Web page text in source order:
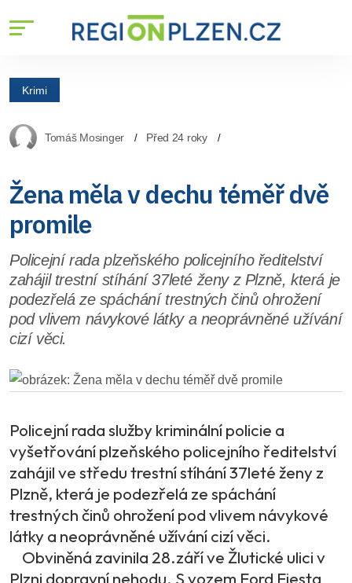
Krimi
Tomáš Mosinger Před 24 roky
Žena měla v dechu téměř dvě
promile
Policejní rada plzeňského policejního ředitelství
zahájil trestní stíhání 37leté ženy z Plzně, která je
podezřelá ze spáchání trestných činů ohrožení
pod vlivem návykové látky a neoprávněné užívání
cizí věci.
Policejní rada služby kriminální policie a
vyšetřování plzeňského policejního ředitelství
zahájil ve středu trestní stíhání 37leté ženy z
Plzně, která je podezřelá ze spáchání
trestných činů ohrožení pod vlivem návykové
látky a neoprávněné užívání cizí věci.
Obviněná zavinila 28.září ve Žlutické ulici v
Plzni dopravní nehodu. S vozem Ford Fiesta